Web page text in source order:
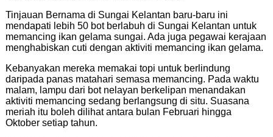
Tinjauan Bernama di Sungai Kelantan baru-baru ini
mendapati lebih 50 bot berlabuh di Sungai Kelantan untuk
memancing ikan gelama sungai. Ada juga pegawai kerajaan
menghabiskan cuti dengan aktiviti memancing ikan gelama.
Kebanyakan mereka memakai topi untuk berlindung
daripada panas matahari semasa memancing. Pada waktu
malam, lampu dari bot nelayan berkelipan menandakan
aktiviti memancing sedang berlangsung di situ. Suasana
meriah itu boleh dilihat antara bulan Februari hingga
Oktober setiap tahun.